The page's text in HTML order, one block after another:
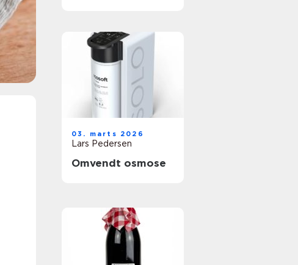
03. marts 2026
Lars Pedersen
Omvendt osmose